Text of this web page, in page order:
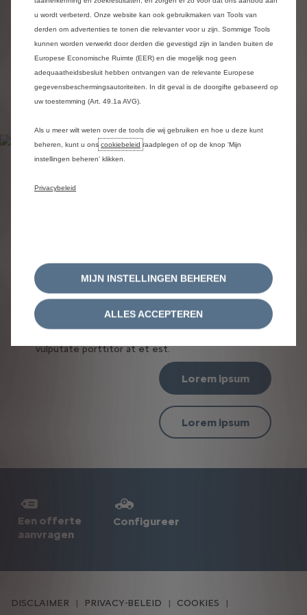
leo.
Lorem ipsum
Lorem ipsum
LOREM IPSUM
facilisis urna, vel molestie urna justo id quam.
Praesent ac ante scelerisque arcu malesuada
malesuada sit amet non mi. Nullam viverra aliquet
libero placerat feugiat. Donec venenatis, orci quis
vulputate tempus, massa augue accumsan dolor, ac
vulputate porttitor at et est.
Lorem ipsum
Lorem ipsum
Een offerte
aanvragen
Configureer
DISCLAIMER PRIVACY-BELEID
COOKIES
u wordt verbeterd. Onze website kan ook gebruikmaken van Tools van
derden om advertenties te tonen die relevanter voor u zijn. Sommige Tools
kunnen worden verwerkt door derden die gevestigd zijn in landen buiten de
Europese Economische Ruimte (EER) en die mogelijk nog geen
adequaatheidsbesluit hebben ontvangen van de relevante Europese
gegevensbeschermingsautoriteiten. In dit geval is de doorgifte gebaseerd op
uw toestemming (Art. 49.1a AVG).
Als u meer wilt weten over de tools die wij gebruiken en hoe u deze kunt
beheren, kunt u ons cookiebeleid raadplegen of op de knop ‘Mijn
instellingen beheren’ klikken.
Privacybeleid
MIJN INSTELLINGEN BEHEREN
ALLES ACCEPTEREN